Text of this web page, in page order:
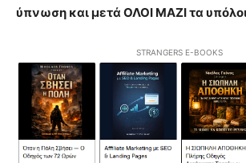
ύπνωση και μετά ΟΛΟΙ ΜΑΖΙ τα
STRANGERS E-BOOKS